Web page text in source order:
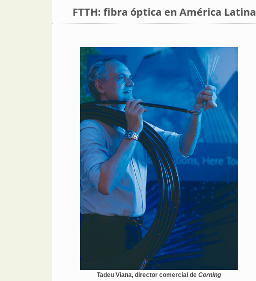
FTTH: fibra óptica en América Latina
Tadeu Viana, director comercial de Corning